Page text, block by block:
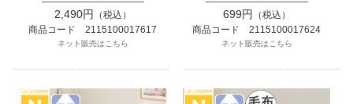
2,490円
（税込）
商品コード 2115100017617
ネット販売はこちら
699円
（税込）
商品コード 2115100017624
ネット販売はこちら